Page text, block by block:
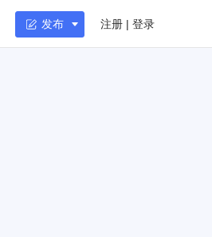
发布 注册 | 登录